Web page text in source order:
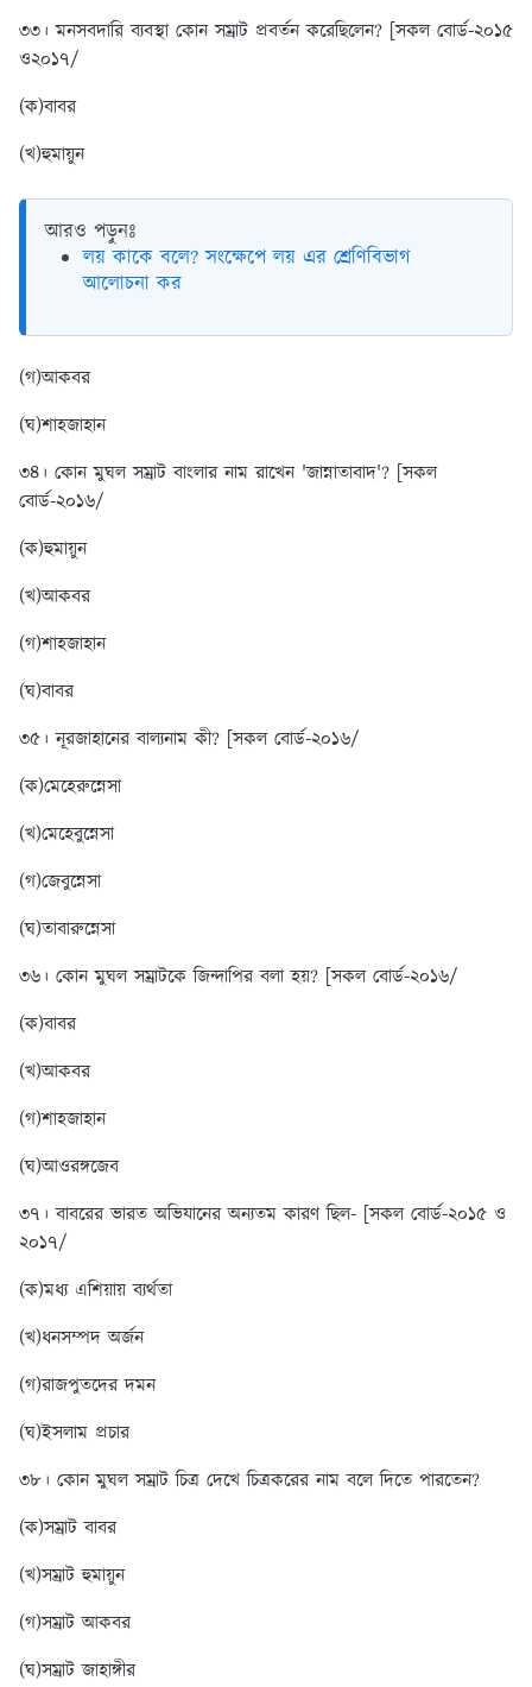
৩৩। মনসবদারি ব্যবস্থা কোন সম্রাট প্রবর্তন করেছিলেন? [সকল বোর্ড-২০১৫
ও২০১৭/
(ক)বাবর
(খ)হুমায়ুন
আরও পড়ুনঃ
লয় কাকে বলে? সংক্ষেপে লয় এর শ্রেণিবিভাগ
আলোচনা কর
(গ)আকবর
(ঘ)শাহজাহান
৩৪। কোন মুঘল সম্রাট বাংলার নাম রাখেন 'জান্নাতাবাদ'? [সকল
বোর্ড-২০১৬/
(ক)হুমায়ুন
(খ)আকবর
(গ)শাহজাহান
(ঘ)বাবর
৩৫। নূরজাহানের বাল্যনাম কী? [সকল বোর্ড-২০১৬/
(ক)মেহেরুন্নেসা
(খ)মেহেবুন্নেসা
(গ)জেবুন্নেসা
(ঘ)তাবারুন্নেসা
৩৬। কোন মুঘল সম্রাটকে জিন্দাপির বলা হয়? [সকল বোর্ড-২০১৬/
(ক)বাবর
(খ)আকবর
(গ)শাহজাহান
(ঘ)আওরঙ্গজেব
৩৭। বাবরের ভারত অভিযানের অন্যতম কারণ ছিল- [সকল বোর্ড-২০১৫ ও
২০১৭/
(ক)মধ্য এশিয়ায় ব্যর্থতা
(খ)ধনসম্পদ অর্জন
(গ)রাজপুতদের দমন
(ঘ)ইসলাম প্রচার
৩৮। কোন মুঘল সম্রাট চিত্র দেখে চিত্রকরের নাম বলে দিতে পারতেন?
(ক)সম্রাট বাবর
(খ)সম্রাট হুমায়ুন
(গ)সম্রাট আকবর
(ঘ)সম্রাট জাহাঙ্গীর